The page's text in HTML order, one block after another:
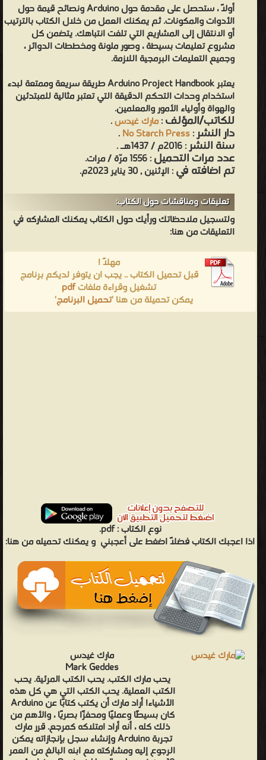
أولاً ، ستحصل على مقدمة حول Arduino ونصائح قيمة حول
الأدوات والمكونات. ثم يمكنك العمل من خلال الكتاب بالترتيب
أو الانتقال إلى المشاريع التي تلفت انتباهك. يتضمن كل
مشروع تعليمات بسيطة ، وصور ملونة ومخططات الدوائر ،
وجميع التعليمات البرمجية اللازمة.
يعتبر Arduino Project Handbook طريقة سريعة وممتعة لبدء
استخدام وحدات التحكم الدقيقة التي تعتبر مثالية للمبتدئين
والهواة وأولياء الأمور والمعلمين.
للكاتب/المؤلف:مارك غيدس.
دار النشر:
No Starch Press
.
سنة النشر: 2016م / 1437هـ .
عدد مرات التحميل: 1556 مرّة / مرات.
تم اضافته في: الإثنين , 30 يناير 2023م.
تعليقات ومناقشات حول الكتاب:
ولتسجيل ملاحظاتك ورأيك حول الكتاب يمكنك المشاركه في
التعليقات من هنا:
مهلاً !
قبل تحميل الكتاب .. يجب ان يتوفر لديكم برنامج
تشغيل وقراءة ملفاتpdf
يمكن تحميلة من هنا 'تحميل البرنامج'
نوع الكتاب :pdf.
اذا اعجبك الكتاب فضلاً اضغط على أعجبني و يمكنك تحميله من هنا:
مارك غيدس
Mark Geddes
يحب مارك الكتب. يحب الكتب المرئية. يحب
الكتب العملية. يحب الكتب التي هي كل هذه
الأشياء! أراد مارك أن يكتب كتابًا عن Arduino
كان بسيطًا وعمليًا ومحفزًا بصريًا ، والأهم من
ذلك كله ، أنه أراد امتلاكه كمرجع. قرر مارك
تجربة Arduino وإنشاء سجل بإنجازاته يمكن
الرجوع إليه ومشاركته مع ابنه البالغ من العمر